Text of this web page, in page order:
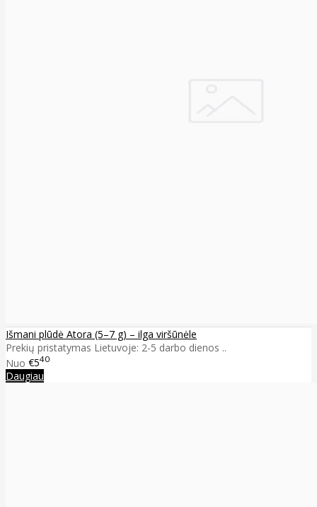
Išmani plūdė Atora (5–7 g) – ilga viršūnėle
Prekių pristatymas Lietuvoje: 2-5 darbo dienos ..
Nuo €540
Daugiau